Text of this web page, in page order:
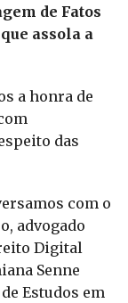
de Fatos
assola a
a honra de
das
com o
advogado
Digital
Senne
Estudos em